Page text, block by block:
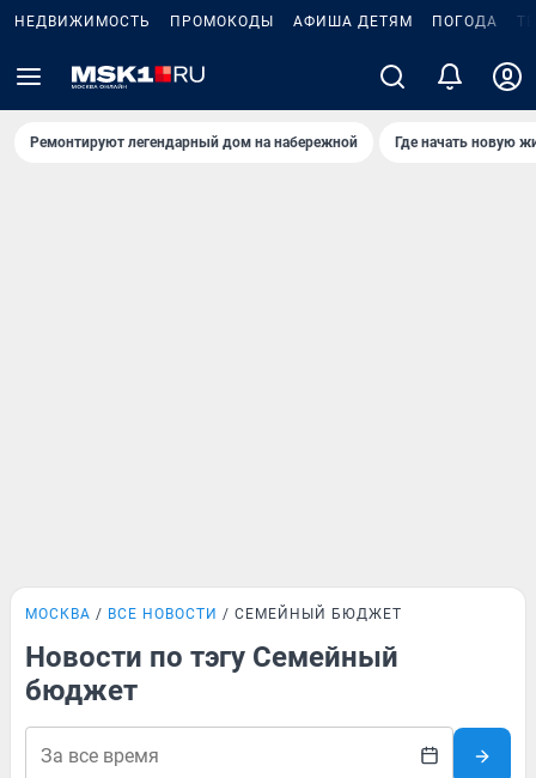
НЕДВИЖИМОСТЬ ПРОМОКОДЫ АФИША ДЕТЯМ ПОГОДА
Ремонтируют легендарный дом на набережной Где начать новую
МОСКВА ВСЕ НОВОСТИ СЕМЕЙНЫЙ БЮДЖЕТ
Новости по тэгу Семейный
бюджет